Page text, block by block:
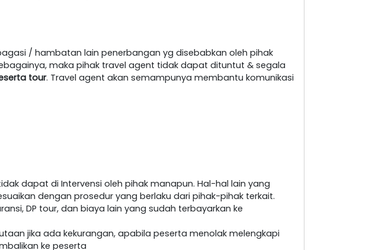
/ hambatan lain penerbangan yg disebabkan oleh pihak
maka pihak travel agent tidak dapat dituntut & segala
tour. Travel agent akan semampunya membantu komunikasi
dapat di Intervensi oleh pihak manapun. Hal-hal lain yang
dengan prosedur yang berlaku dari pihak-pihak terkait.
DP tour, dan biaya lain yang sudah terbayarkan ke
jika ada kekurangan, apabila peserta menolak melengkapi
ke peserta